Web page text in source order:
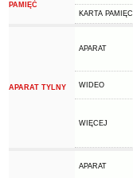
PAMIĘĆ
KARTA PAMIĘCI
APARAT TYLNY
APARAT
WIDEO
WIĘCEJ
APARAT